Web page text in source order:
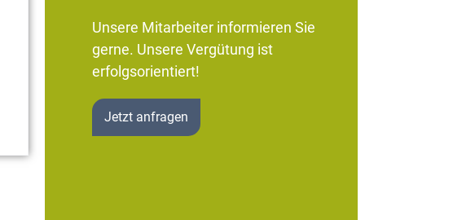
Unsere Mitarbeiter informieren Sie
gerne. Unsere Vergütung ist
erfolgsorientiert!
Jetzt anfragen